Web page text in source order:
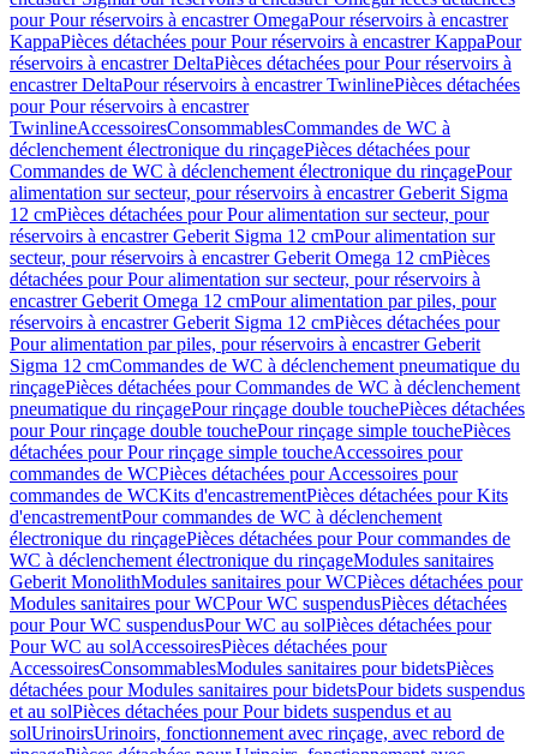
pour Pour réservoirs à encastrer OmegaPour réservoirs à encastrer
KappaPièces détachées pour Pour réservoirs à encastrer KappaPour
réservoirs à encastrer DeltaPièces détachées pour Pour réservoirs à
encastrer DeltaPour réservoirs à encastrer TwinlinePièces détachées
pour Pour réservoirs à encastrer
TwinlineAccessoiresConsommablesCommandes de WC à
déclenchement électronique du rinçagePièces détachées pour
Commandes de WC à déclenchement électronique du rinçagePour
alimentation sur secteur, pour réservoirs à encastrer Geberit Sigma
12 cmPièces détachées pour Pour alimentation sur secteur, pour
réservoirs à encastrer Geberit Sigma 12 cmPour alimentation sur
secteur, pour réservoirs à encastrer Geberit Omega 12 cmPièces
détachées pour Pour alimentation sur secteur, pour réservoirs à
encastrer Geberit Omega 12 cmPour alimentation par piles, pour
réservoirs à encastrer Geberit Sigma 12 cmPièces détachées pour
Pour alimentation par piles, pour réservoirs à encastrer Geberit
Sigma 12 cmCommandes de WC à déclenchement pneumatique du
rinçagePièces détachées pour Commandes de WC à déclenchement
pneumatique du rinçagePour rinçage double touchePièces détachées
pour Pour rinçage double touchePour rinçage simple touchePièces
détachées pour Pour rinçage simple toucheAccessoires pour
commandes de WCPièces détachées pour Accessoires pour
commandes de WCKits d'encastrementPièces détachées pour Kits
d'encastrementPour commandes de WC à déclenchement
électronique du rinçagePièces détachées pour Pour commandes de
WC à déclenchement électronique du rinçageModules sanitaires
Geberit MonolithModules sanitaires pour WCPièces détachées pour
Modules sanitaires pour WCPour WC suspendusPièces détachées
pour Pour WC suspendusPour WC au solPièces détachées pour
Pour WC au solAccessoiresPièces détachées pour
AccessoiresConsommablesModules sanitaires pour bidetsPièces
détachées pour Modules sanitaires pour bidetsPour bidets suspendus
et au solPièces détachées pour Pour bidets suspendus et au
solUrinoirsUrinoirs, fonctionnement avec rinçage, avec rebord de